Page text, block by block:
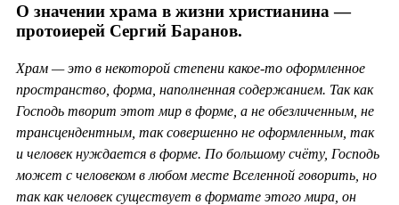
О значении храма в жизни христианина —
протоиерей Сергий Баранов.
Храм — это в некоторой степени какое-то оформленное
пространство, форма, наполненная содержанием. Так как
Господь творит этот мир в форме, а не обезличенным, не
трансцендентным, так совершенно не оформленным, так
и человек нуждается в форме. По большому счёту, Господь
может с человеком в любом месте Вселенной говорить, но
так как человек существует в формате этого мира, он